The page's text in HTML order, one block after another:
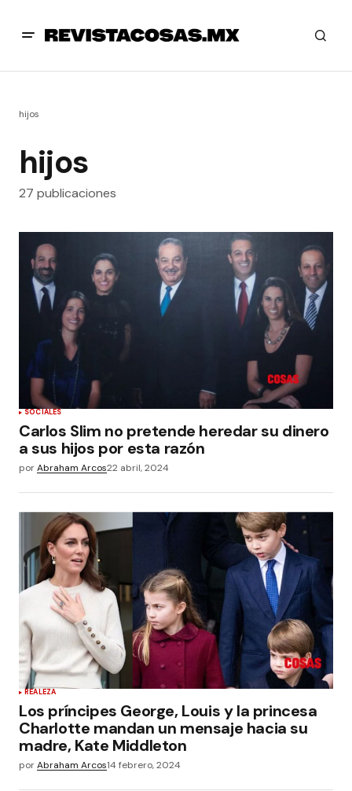
hijos
hijos
27 publicaciones
SOCIALES
Carlos Slim no pretende heredar su dinero
a sus hijos por esta razón
porAbraham Arcos22 abril, 2024
REALEZA
Los príncipes George, Louis y la princesa
Charlotte mandan un mensaje hacia su
madre, Kate Middleton
porAbraham Arcos14 febrero, 2024